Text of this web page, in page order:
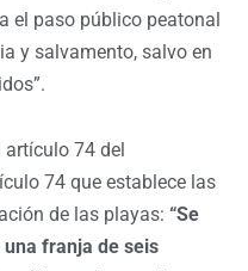
el paso público peatonal
y salvamento, salvo en
artículo 74 del
74 que establece las
de las playas: “Se
franja de seis